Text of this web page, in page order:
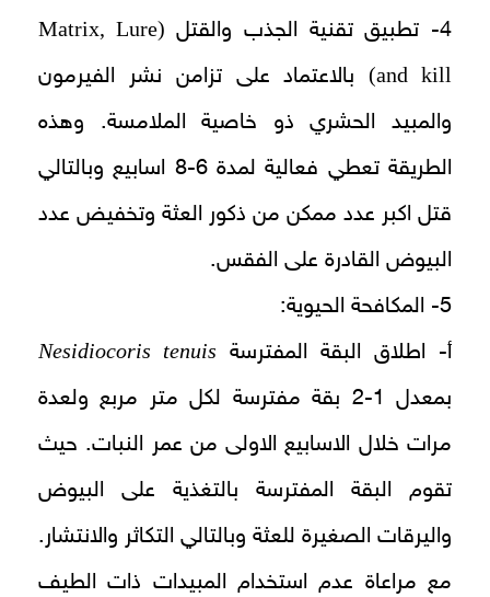
4- تطبيق تقنية الجذب والقتل
(Matrix, Lure
and kill) بالاعتماد على تزامن نشر الفيرمون
والمبيد الحشري ذو خاصية الملامسة. وهذه
الطريقة تعطي فعالية لمدة 6-8 اسابيع وبالتالي
قتل اكبر عدد ممكن من ذكور العثة وتخفيض عدد
البيوض القادرة على الفقس.
5- المكافحة الحيوية:
أ- اطلاق البقة المفترسة Nesidiocoris tenuis
بمعدل 1-2 بقة مفترسة لكل متر مربع ولعدة
مرات خلال الاسابيع الاولى من عمر النبات. حيث
تقوم البقة المفترسة بالتغذية على البيوض
واليرقات الصغيرة للعثة وبالتالي التكاثر والانتشار.
مع مراعاة عدم استخدام المبيدات ذات الطيف